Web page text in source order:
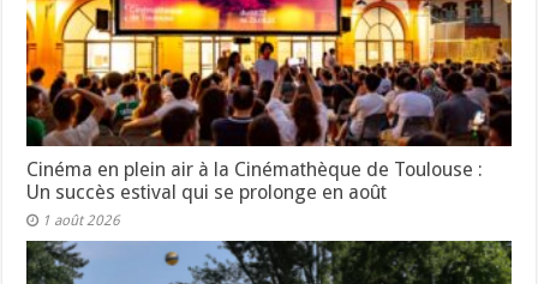
Cinéma en plein air à la Cinémathèque de Toulouse :
Un succès estival qui se prolonge en août
1 août 2026